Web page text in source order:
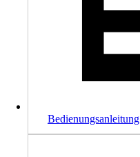
Bedienungsanleitung